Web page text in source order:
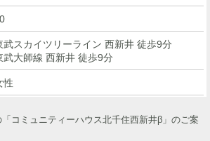
武スカイツリーライン 西新井 徒歩9分
武大師線 西新井 徒歩9分
性
コミュニティーハウス北千住西新井β」のご案